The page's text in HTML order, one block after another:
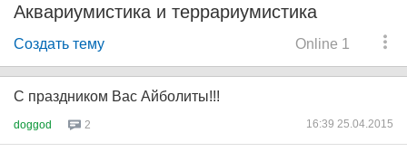
Аквариумистика и террариумистика
Online 1
Создать тему
С праздником Вас Айболиты!!!
doggod 2 16:39 25.04.2015